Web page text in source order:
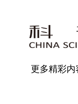
更多精彩内